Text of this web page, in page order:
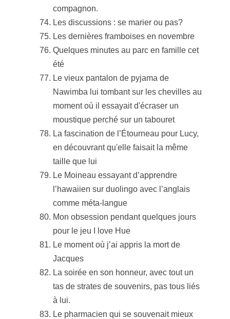
compagnon.
Les discussions : se marier ou pas?
Les dernières framboises en novembre
Quelques minutes au parc en famille cet
été
Le vieux pantalon de pyjama de
Nawimba lui tombant sur les chevilles au
moment où il essayait d'écraser un
moustique perché sur un tabouret
La fascination de l’Étourneau pour Lucy,
en découvrant qu'elle faisait la même
taille que lui
Le Moineau essayant d’apprendre
l’hawaiien sur duolingo avec l’anglais
comme méta-langue
Mon obsession pendant quelques jours
pour le jeu I love Hue
Le moment où j’ai appris la mort de
Jacques
La soirée en son honneur, avec tout un
tas de strates de souvenirs, pas tous liés
à lui.
Le pharmacien qui se souvenait mieux